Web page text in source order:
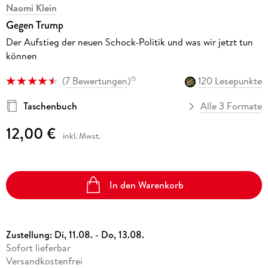
Naomi Klein
Gegen Trump
Der Aufstieg der neuen Schock-Politik und was wir jetzt tun
können
(7 Bewertungen)15
120 Lesepunkte
Taschenbuch
Alle 3 Formate
12,00 € inkl. Mwst.
In den Warenkorb
Zustellung: Di, 11.08. - Do, 13.08.
Sofort lieferbar
Versandkostenfrei